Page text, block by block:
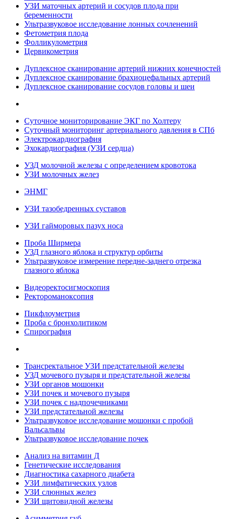
УЗИ маточных артерий и сосудов плода при
беременности
Ультразвуковое исследование лонных сочленений
Фетометрия плода
Фолликулометрия
Цервикометрия
Дуплексное сканирование артерий нижних конечностей
Дуплексное сканирование брахиоцефальных артерий
Дуплексное сканирование сосудов головы и шеи
Суточное мониторирование ЭКГ по Холтеру
Суточный мониторинг артериального давления в СПб
Электрокардиография
Эхокардиография (УЗИ сердца)
УЗД молочной железы с определением кровотока
УЗИ молочных желез
ЭНМГ
УЗИ тазобедренных суставов
УЗИ гайморовых пазух носа
Проба Ширмера
УЗД глазного яблока и структур орбиты
Ультразвуковое измерение передне-заднего отрезка
глазного яблока
Видеоректосигмоскопия
Ректороманоксопия
Пикфлоуметрия
Проба с бронхолитиком
Спирография
Трансректальное УЗИ предстательной железы
УЗД мочевого пузыря и предстательной железы
УЗИ органов мошонки
УЗИ почек и мочевого пузыря
УЗИ почек с надпочечниками
УЗИ предстательной железы
Ультразвуковое исследование мошонки с пробой
Вальсальвы
Ультразвуковое исследование почек
Анализ на витамин Д
Генетические исследования
Диагностика сахарного диабета
УЗИ лимфатических узлов
УЗИ слюнных желез
УЗИ щитовидной железы